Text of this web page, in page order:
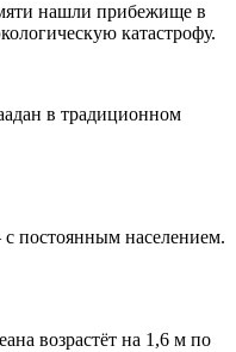
нашли прибежище в
катастрофу.
в традиционном
постоянным населением.
возрастёт на 1,6 м по